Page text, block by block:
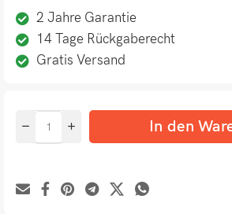
2 Jahre Garantie
14 Tage Rückgaberecht
Gratis Versand
In den